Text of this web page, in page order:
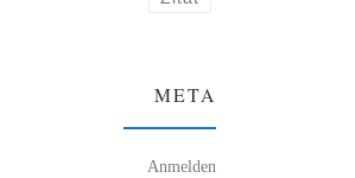
META
Anmelden